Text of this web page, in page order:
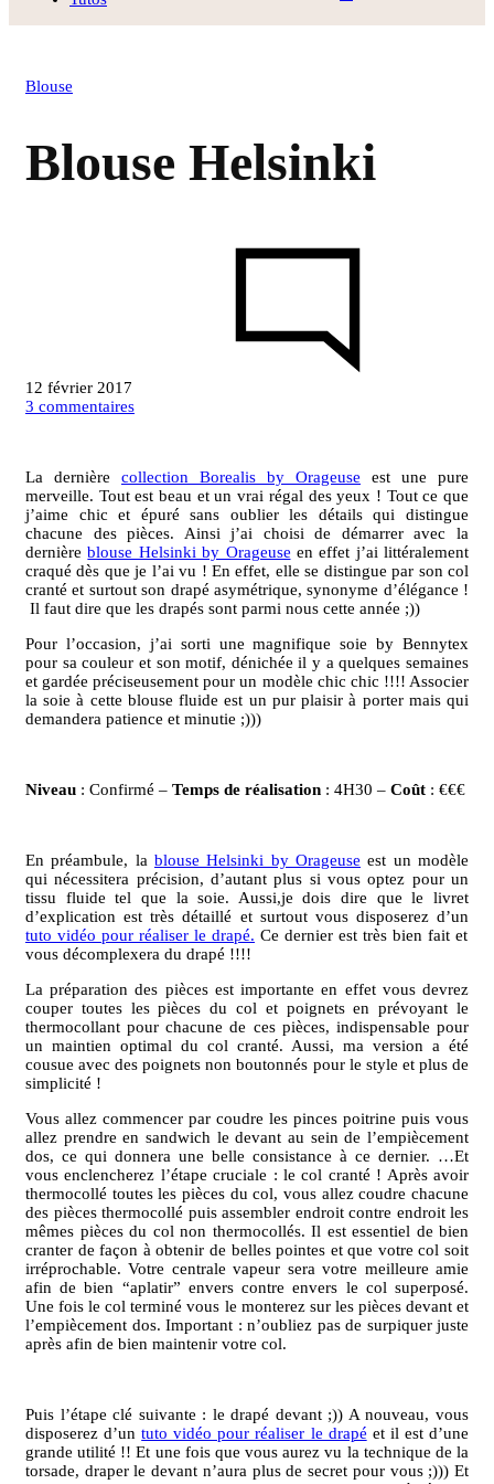
Blouse
Blouse Helsinki
12 février 2017
3 commentairessur
La dernière collection Borealis by Orageuse est une pure
merveille. Tout est beau et un vrai régal des yeux ! Tout ce que
j’aime chic et épuré sans oublier les détails qui distingue
chacune des pièces. Ainsi j’ai choisi de démarrer avec la
dernièreblouse Helsinki by Orageuse en effet j’ai littéralement
craqué dès que je l’ai vu ! En effet, elle se distingue par son col
cranté et surtout son drapé asymétrique, synonyme d’élégance !
Il faut dire que les drapés sont parmi nous cette année ;))
Pour l’occasion, j’ai sorti une magnifique soie by Bennytex
pour sa couleur et son motif, dénichée il y a quelques semaines
et gardée préciseusement pour un modèle chic chic !!!! Associer
la soie à cette blouse fluide est un pur plaisir à porter mais qui
demandera patience et minutie ;)))
Niveau : Confirmé – Temps de réalisation : 4H30 – Coût : €€€
En préambule, la blouse Helsinki by Orageuse est un modèle
qui nécessitera précision, d’autant plus si vous optez pour un
tissu fluide tel que la soie. Aussi,je dois dire que le livret
d’explication est très détaillé et surtout vous disposerez d’un
tuto vidéo pour réaliser le drapé. Ce dernier est très bien fait et
vous décomplexera du drapé !!!!
La préparation des pièces est importante en effet vous devrez
couper toutes les pièces du col et poignets en prévoyant le
thermocollant pour chacune de ces pièces, indispensable pour
un maintien optimal du col cranté. Aussi, ma version a été
cousue avec des poignets non boutonnés pour le style et plus de
simplicité !
Vous allez commencer par coudre les pinces poitrine puis vous
allez prendre en sandwich le devant au sein de l’empiècement
dos, ce qui donnera une belle consistance à ce dernier. …Et
vous enclencherez l’étape cruciale : le col cranté ! Après avoir
thermocollé toutes les pièces du col, vous allez coudre chacune
des pièces thermocollé puis assembler endroit contre endroit les
mêmes pièces du col non thermocollés. Il est essentiel de bien
cranter de façon à obtenir de belles pointes et que votre col soit
irréprochable. Votre centrale vapeur sera votre meilleure amie
afin de bien “aplatir” envers contre envers le col superposé.
Une fois le col terminé vous le monterez sur les pièces devant et
l’empiècement dos. Important : n’oubliez pas de surpiquer juste
après afin de bien maintenir votre col.
Puis l’étape clé suivante : le drapé devant ;)) A nouveau, vous
disposerez d’untuto vidéo pour réaliser le drapé et il est d’une
grande utilité !! Et une fois que vous aurez vu la technique de la
torsade, draper le devant n’aura plus de secret pour vous ;))) Et